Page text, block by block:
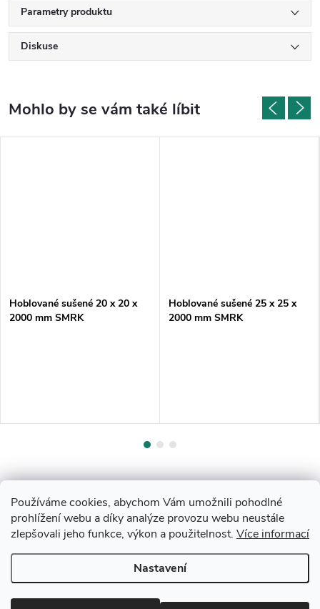
Používáme cookies, abychom Vám umožnili pohodlné
prohlížení webu a díky analýze provozu webu neustále
zlepšovali jeho funkce, výkon a použitelnost. Více informací
Nastavení
Parametry produktu
Diskuse
Hoblované sušené 20 x 20 x
2000 mm SMRK
Hoblované sušené 25 x 25 x
2000 mm SMRK
Z
á
Drevobis Horoměřice. Všechna práva vyhrazena.
nastavení cookies